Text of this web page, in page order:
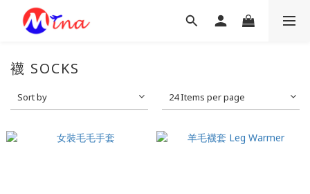
襪 SOCKS
Sort by 24 Items per page